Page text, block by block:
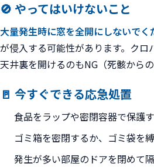
🚫 やってはいけないこと
大量発生時に窓を全開にしないでく
が侵入する可能性があります。クロ
天井裏を開けるのもNG（死骸から
🚪 今すぐできる応急処置
食品をラップや密閉容器で保護
ゴミ箱を密閉するか、ゴミ袋を
発生が多い部屋のドアを閉めて